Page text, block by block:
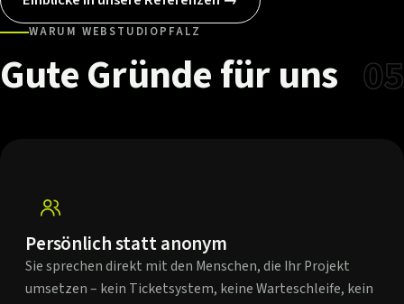
WARUM WEBSTUDIOPFALZ
GuteGründefüruns 05
Persönlich statt anonym
Sie sprechen direkt mit den Menschen, die Ihr Projekt
umsetzen – kein Ticketsystem, keine Warteschleife, kein